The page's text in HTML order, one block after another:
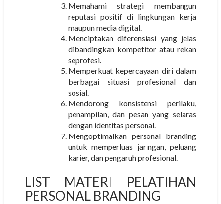
Memahami strategi membangun
reputasi positif di lingkungan kerja
maupun media digital.
Menciptakan diferensiasi yang jelas
dibandingkan kompetitor atau rekan
seprofesi.
Memperkuat kepercayaan diri dalam
berbagai situasi profesional dan
sosial.
Mendorong konsistensi perilaku,
penampilan, dan pesan yang selaras
dengan identitas personal.
Mengoptimalkan personal branding
untuk memperluas jaringan, peluang
karier, dan pengaruh profesional.
LIST MATERI PELATIHAN
PERSONAL BRANDING